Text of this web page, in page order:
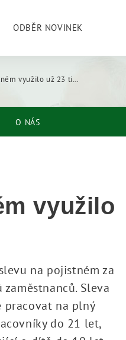
ODBĚR NOVINEK
už 23 tis. zaměstnavatelů
O NÁS
využilo
na pojistném za
Sleva
pracovat na plný
do 21 let,